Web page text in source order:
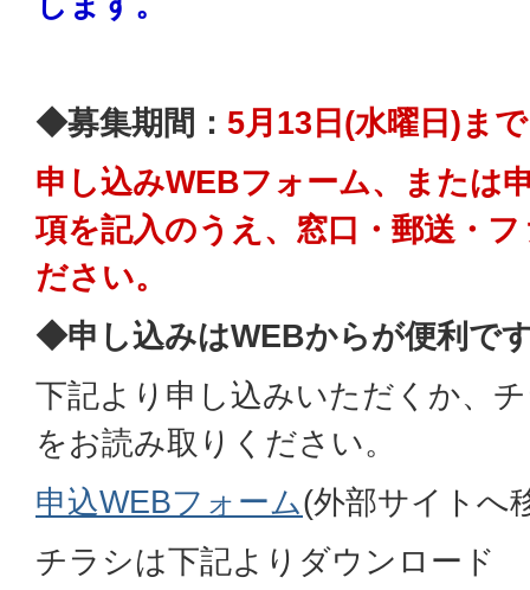
◆募集期間： 5月13日(水曜日)まで
申し込みWEBフォーム、または
項を記入のうえ、窓口・郵送・
ださい。
◆申し込みはWEBからが便利で
下記より申し込みいただくか、
をお読み取りください。
申込WEBフォーム(外部サイトへ
チラシは下記よりダウンロード